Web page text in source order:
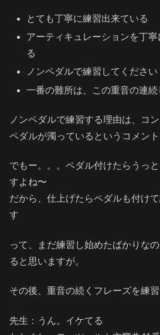
とても丁寧に練習出来ている
アーティキュレーションを丁
る
ノンペダルで練習してください
一番の難所は、この重音の連
ノンペダルで練習する理由は、コ
ペダルが濁っているというコメン
でもー。。。ペダル付けたらうっ
すよね〜
だから、仕上げたらペダルも付け
す
って、まだ練習し始めたばかりな
ると思いますが。
その後、重音の続くフレーズを練習
先生：うん。イケてる